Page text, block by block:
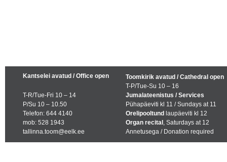
Kantselei avatud / Office open
T-R/Tue-Fri 10 – 14
P/Su 10 – 10.50
Telefon: 644 4140
mob: 528 1943
tallinna.toom@eelk.ee
Toomkirik avatud / Cathedral open
T-P/Tue-Su 10 – 16
Jumalateenistus / Services
Pühapäeviti kl 11 / Sundays at 11
Orelipooltund laupäeviti kl 12
Organ recital , Saturdays at 12
Annetusega / Donation required